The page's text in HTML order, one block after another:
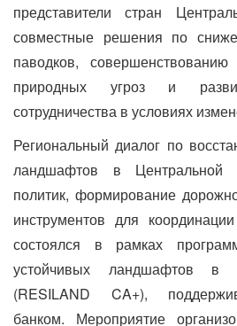
представители стран
совместные решения по
паводков,
природных угроз и
сотрудничества в условиях
Региональный диалог по
ландшафтов в Центральной
политик, формирование
инструментов для
состоялся в рамках
устойчивых ландшафтов в
(RESILAND CA+),
банком. Мероприятие